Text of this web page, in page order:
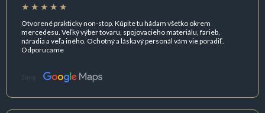
Otvorené prakticky non-stop. Kúpite tu hádam všetko okrem
mercedesu. Veľký výber tovaru, spojovacieho materiálu, farieb,
náradia a veľa iného. Ochotný a láskavý personál vám vie poradiť.
Odporucame
Zdroj: